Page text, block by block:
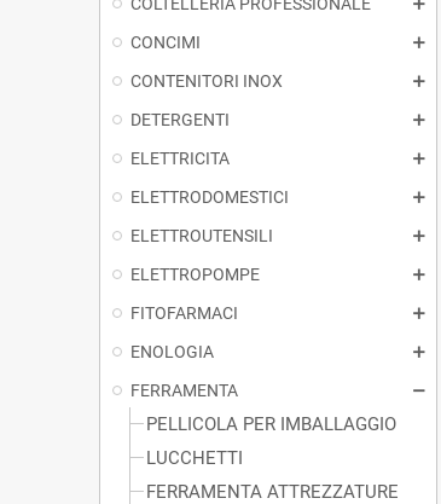
CONCIMI
CONTENITORI INOX
DETERGENTI
ELETTRICITA
ELETTRODOMESTICI
ELETTROUTENSILI
ELETTROPOMPE
FITOFARMACI
ENOLOGIA
FERRAMENTA
PELLICOLA PER IMBALLAGGIO
LUCCHETTI
FERRAMENTA ATTREZZATURE